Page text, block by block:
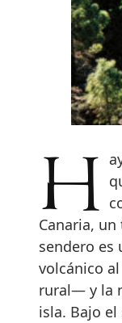
Hay lugares para mirar y otros
Canaria,
sendero es
volcánico
rural— y la
isla. Bajo